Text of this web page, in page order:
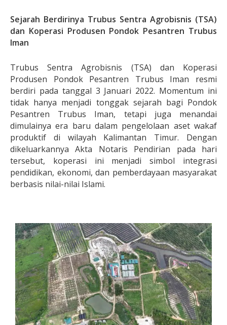
Sejarah Berdirinya Trubus Sentra Agrobisnis (TSA)
dan Koperasi Produsen Pondok Pesantren Trubus
Iman
Trubus Sentra Agrobisnis (TSA) dan Koperasi
Produsen Pondok Pesantren Trubus Iman resmi
berdiri pada tanggal 3 Januari 2022. Momentum ini
tidak hanya menjadi tonggak sejarah bagi Pondok
Pesantren Trubus Iman, tetapi juga menandai
dimulainya era baru dalam pengelolaan aset wakaf
produktif di wilayah Kalimantan Timur. Dengan
dikeluarkannya Akta Notaris Pendirian pada hari
tersebut, koperasi ini menjadi simbol integrasi
pendidikan, ekonomi, dan pemberdayaan masyarakat
berbasis nilai-nilai Islami.